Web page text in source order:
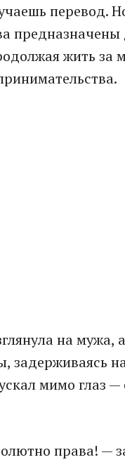
перевод.
жить за
на
задерживаясь
мимо глаз
права! —